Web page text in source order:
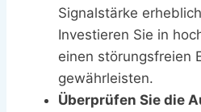
Signalstärke
Investieren Sie in
einen störungsfreien
gewährleisten.
Überprüfen Sie die